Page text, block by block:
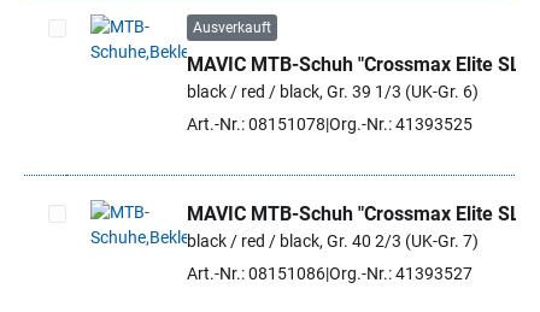
Artikel auswählen
Ausverkauft
MAVIC MTB-Schuh "Crossmax Elite SL"
black / red / black, Gr. 39 1/3 (UK-Gr. 6)
Art.-Nr.: 08151078 Org.-Nr.: 41393525
Artikel auswählen
MAVIC MTB-Schuh "Crossmax Elite SL"
black / red / black, Gr. 40 2/3 (UK-Gr. 7)
Art.-Nr.: 08151086Org.-Nr.: 41393527